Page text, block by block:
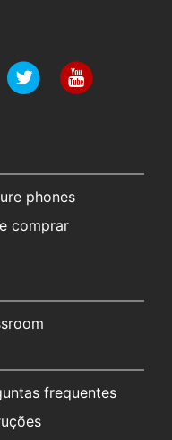
phones
comprar
frequentes